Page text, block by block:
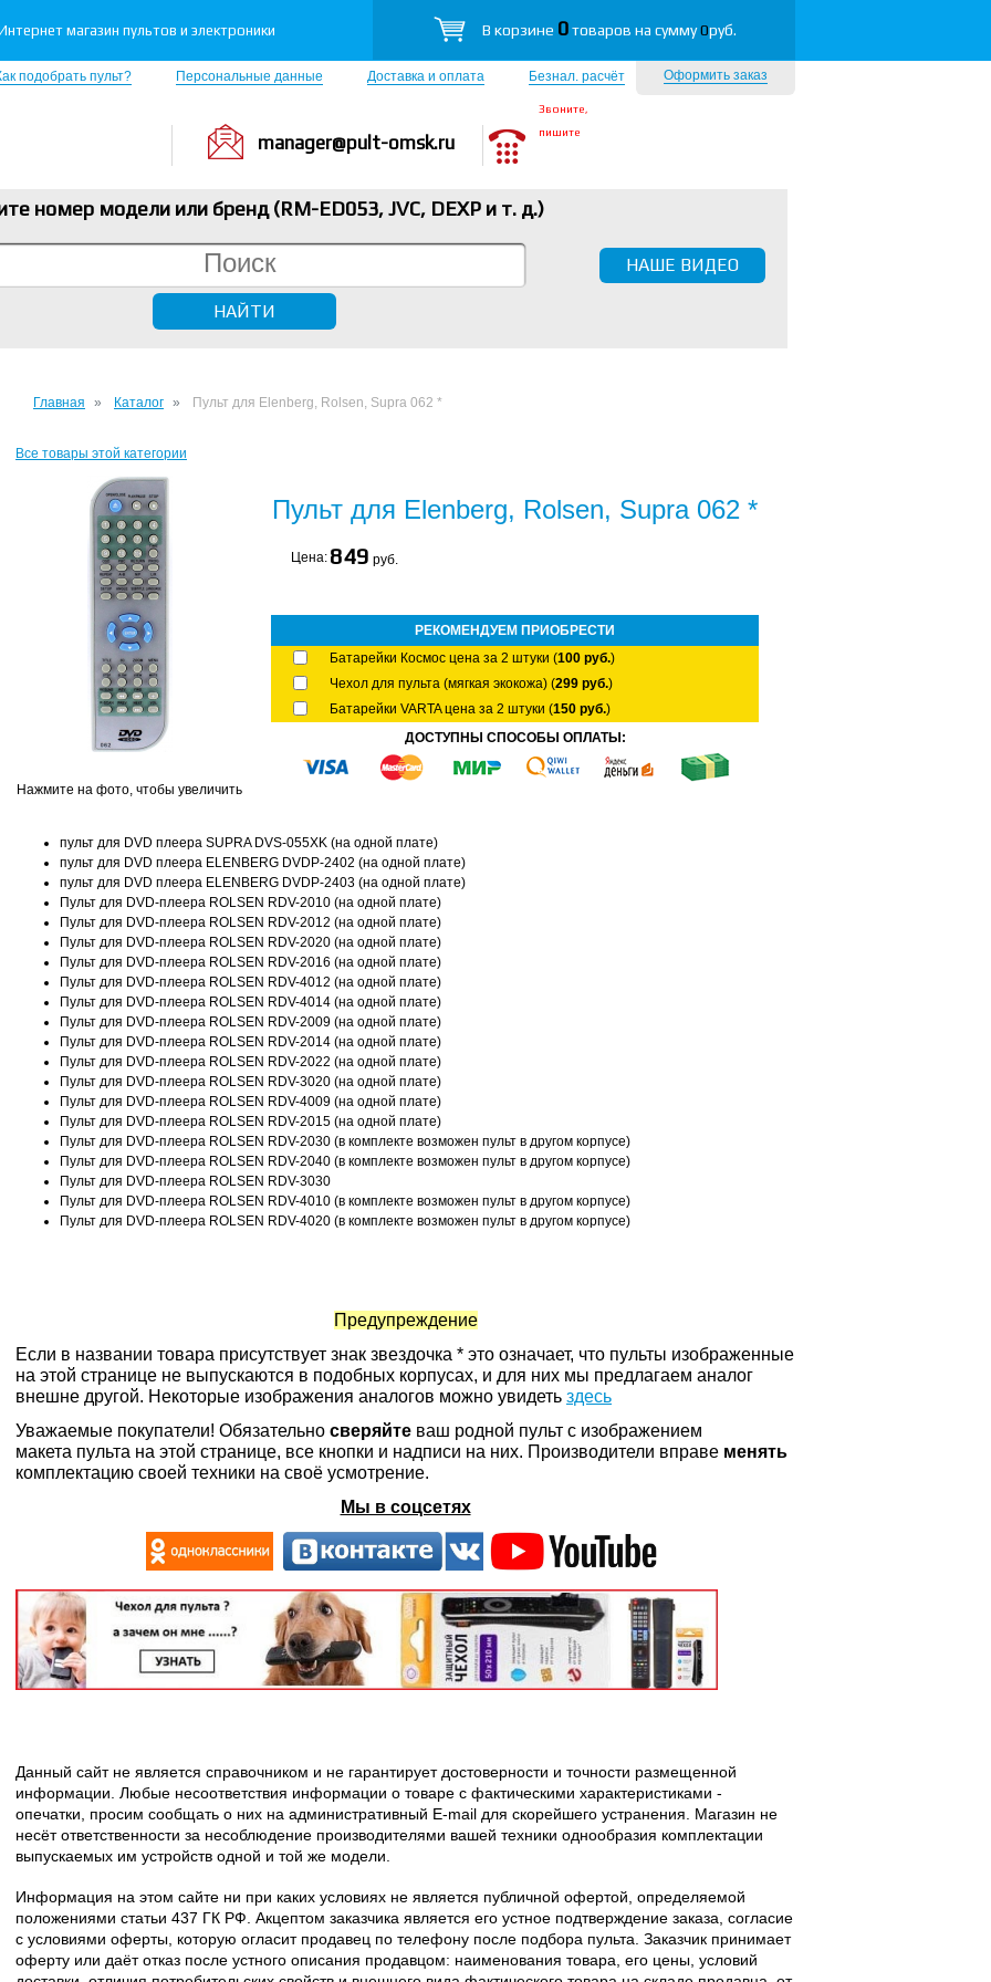
магазин пультов и электроники В корзине 0товаров на сумму0руб.
Оформить заказ
подобрать пульт? Персональные данные Доставка и оплата Безнал. расчёт
manager@pult-omsk.ru
Звоните,
пишите
номер модели или бренд (RM-ED053, JVC, DEXP и т. д.)
НАШЕ ВИДЕО
Главная Каталог Пульт для Elenberg, Rolsen, Supra 062 *
Все товары этой категории
Нажмите на фото, чтобы увеличить
Пульт для Elenberg, Rolsen, Supra 062 *
Цена: 849 руб.
РЕКОМЕНДУЕМ ПРИОБРЕСТИ
Батарейки Космос цена за 2 штуки (100 руб.)
Чехол для пульта (мягкая экокожа) (299 руб.)
Батарейки VARTA цена за 2 штуки (150 руб.)
ДОСТУПНЫ СПОСОБЫ ОПЛАТЫ:
пульт для DVD плеера SUPRA DVS-055XK (на одной плате)
пульт для DVD плеера ELENBERG DVDP-2402 (на одной плате)
пульт для DVD плеера ELENBERG DVDP-2403 (на одной плате)
Пульт для DVD-плеера ROLSEN RDV-2010 (на одной плате)
Пульт для DVD-плеера ROLSEN RDV-2012 (на одной плате)
Пульт для DVD-плеера ROLSEN RDV-2020 (на одной плате)
Пульт для DVD-плеера ROLSEN RDV-2016 (на одной плате)
Пульт для DVD-плеера ROLSEN RDV-4012 (на одной плате)
Пульт для DVD-плеера ROLSEN RDV-4014 (на одной плате)
Пульт для DVD-плеера ROLSEN RDV-2009 (на одной плате)
Пульт для DVD-плеера ROLSEN RDV-2014 (на одной плате)
Пульт для DVD-плеера ROLSEN RDV-2022 (на одной плате)
Пульт для DVD-плеера ROLSEN RDV-3020 (на одной плате)
Пульт для DVD-плеера ROLSEN RDV-4009 (на одной плате)
Пульт для DVD-плеера ROLSEN RDV-2015 (на одной плате)
Пульт для DVD-плеера ROLSEN RDV-2030 (в комплекте возможен пульт в другом корпусе)
Пульт для DVD-плеера ROLSEN RDV-2040 (в комплекте возможен пульт в другом корпусе)
Пульт для DVD-плеера ROLSEN RDV-3030
Пульт для DVD-плеера ROLSEN RDV-4010 (в комплекте возможен пульт в другом корпусе)
Пульт для DVD-плеера ROLSEN RDV-4020 (в комплекте возможен пульт в другом корпусе)
Предупреждение
Если в названии товара присутствует знак звездочка * это означает, что пульты изображенные
на этой странице не выпускаются в подобных корпусах, и для них мы предлагаем аналог
внешне другой. Некоторые изображения аналогов можно увидеть здесь
Уважаемые покупатели! Обязательно сверяйте ваш родной пульт с изображением
макета пульта на этой странице, все кнопки и надписи на них. Производители вправе менять
комплектацию своей техники на своё усмотрение.
Мы в соцсетях
Данный сайт не является справочником и не гарантирует достоверности и точности размещенной
информации. Любые несоответствия информации о товаре с фактическими характеристиками -
опечатки, просим сообщать о них на административный E-mail для скорейшего устранения. Магазин не
несёт ответственности за несоблюдение производителями вашей техники однообразия комплектации
выпускаемых им устройств одной и той же модели.
Информация на этом сайте ни при каких условиях не является публичной офертой, определяемой
положениями статьи 437 ГК РФ. Акцептом заказчика является его устное подтверждение заказа, согласие
с условиями оферты, которую огласит продавец по телефону после подбора пульта. Заказчик принимает
оферту или даёт отказ после устного описания продавцом: наименования товара, его цены, условий